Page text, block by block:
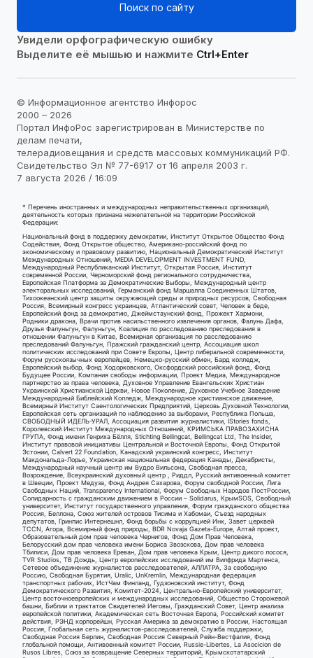
Поиск по сайту
Увидели орфографическую ошибку
Выделите её мышью и нажмите Ctrl+Enter
© Информационное агентство Инфорос
2000 – 2026
Портал ИнфоРос зарегистрирован в Министерстве по
делам печати,
телерадиовещания и средств массовых коммуникаций РФ.
Свидетельство Эл № 77-6917 от 16 апреля 2003 г.
7 августа 2026 / 16:09